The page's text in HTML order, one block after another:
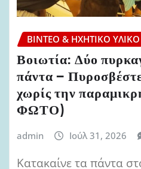
ΒΊΝΤΕΟ & ΗΧΗΤΙΚΌ ΥΛΙΚΌ
Βοιωτία: Δύο
πάντα –
χωρίς την
ΦΩΤΟ)
admin Ιούλ 31, 2026
Κατακαίνε τα πάντα